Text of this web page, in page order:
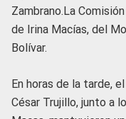
Zambrano.La
de Irina Macías, del
Bolívar.
En horas de la tarde,
César Trujillo, junto a